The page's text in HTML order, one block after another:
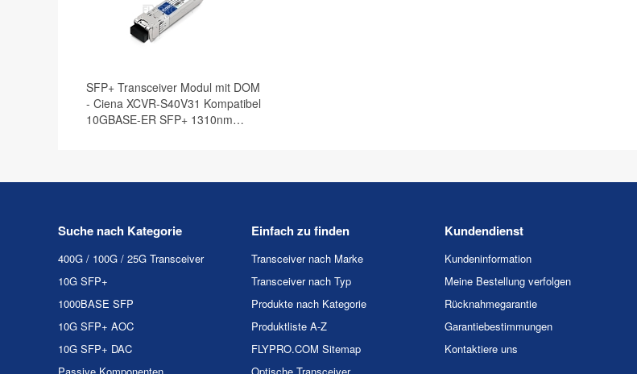
SFP+ Transceiver Modul mit DOM
- Ciena XCVR-S40V31 Kompatibel
10GBASE-ER SFP+ 1310nm
Suche nach Kategorie
400G / 100G / 25G Transceiver
10G SFP+
1000BASE SFP
10G SFP+ AOC
10G SFP+ DAC
Einfach zu finden
Transceiver nach Marke
Transceiver nach Typ
Produkte nach Kategorie
Produktliste A-Z
FLYPRO.COM Sitemap
Kundendienst
Kundeninformation
Meine Bestellung verfolgen
Rücknahmegarantie
Garantiebestimmungen
Kontaktiere uns